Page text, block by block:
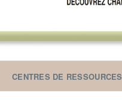
CENTRES DE RESSOURCES